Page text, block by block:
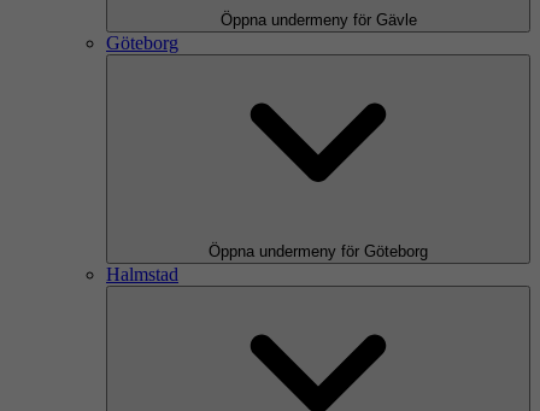
Öppna undermeny för Gävle
Göteborg
Öppna undermeny för Göteborg
Halmstad